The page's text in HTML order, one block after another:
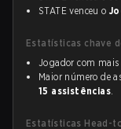
STATE venceu o
Estatísticas chave
Jogador com
Maior número de
15 assistências.
Estatísticas Head-